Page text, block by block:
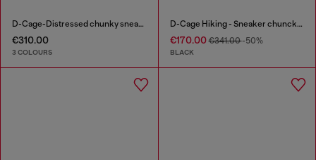
D-Cage-Distressed chunky sneakers in ripstop
€310.00
3 COLOURS
D-Cage Hiking - Sneaker chuncky high-top
€170.00€341.00-50%
BLACK